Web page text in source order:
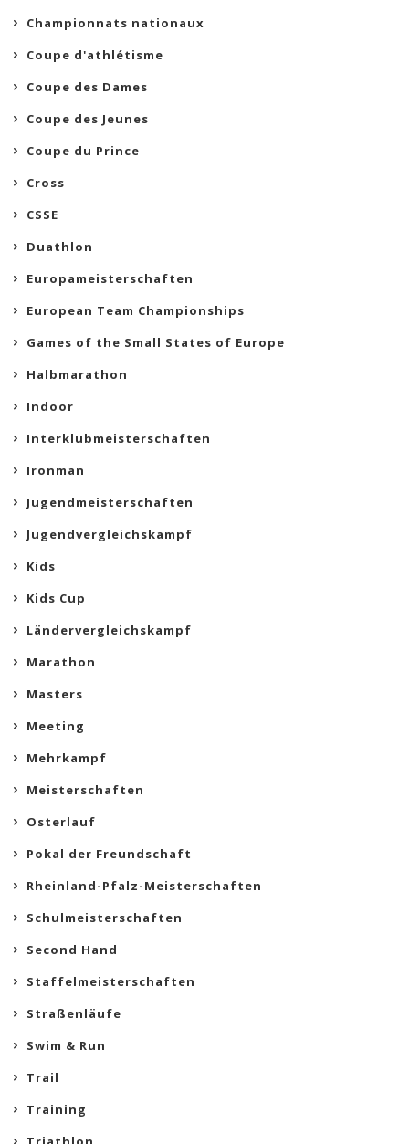
Championnats nationaux
Coupe d'athlétisme
Coupe des Dames
Coupe des Jeunes
Coupe du Prince
Cross
CSSE
Duathlon
Europameisterschaften
European Team Championships
Games of the Small States of Europe
Halbmarathon
Indoor
Interklubmeisterschaften
Ironman
Jugendmeisterschaften
Jugendvergleichskampf
Kids
Kids Cup
Ländervergleichskampf
Marathon
Masters
Meeting
Mehrkampf
Meisterschaften
Osterlauf
Pokal der Freundschaft
Rheinland-Pfalz-Meisterschaften
Schulmeisterschaften
Second Hand
Staffelmeisterschaften
Straßenläufe
Swim & Run
Trail
Training